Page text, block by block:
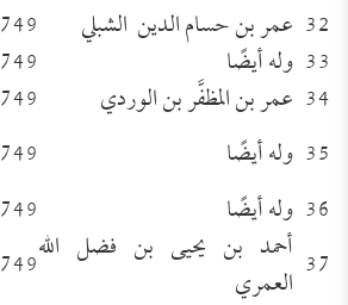
32 عمر بن حسام الدين الشبلي 749
33 وله أيضًا 749
34 عمر بن المظفَّر بن الوردي 749
35 وله أيضًا 749
36 وله أيضًا 749
37 أحمد بن يحيى بن فضل الله
العمري 749